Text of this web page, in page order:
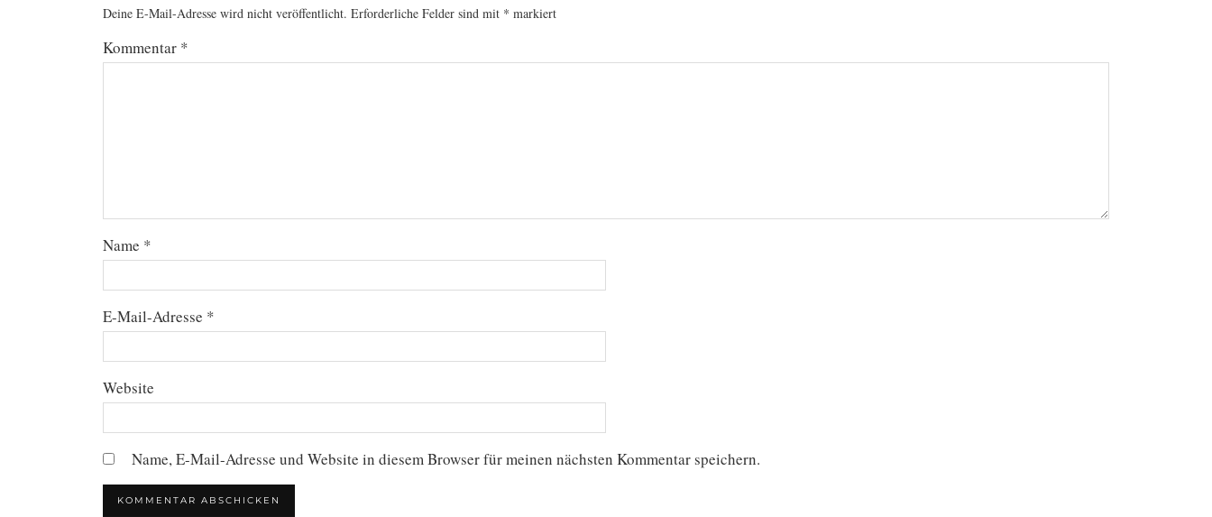
Deine E-Mail-Adresse wird nicht veröffentlicht. Erforderliche Felder sind mit * markiert
Kommentar *
Name *
E-Mail-Adresse *
Website
Name, E-Mail-Adresse und Website in diesem Browser für meinen nächsten Kommentar speichern.